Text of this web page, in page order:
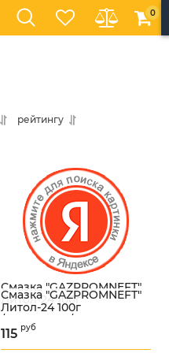
0
рейтингу
Смазка "GAZPROMNEFT"
Литол-24 100г
/2389907142/
Артикул:
Смазка "GAZPROMNEFT"
Литол-24 100г
/2389907142/
Артикул:
115 руб